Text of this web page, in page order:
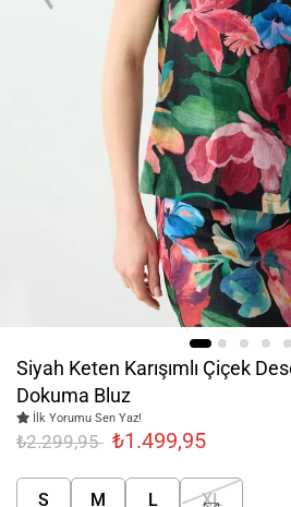
Siyah Keten Karışımlı Çiçek
Dokuma Bluz
İlk Yorumu Sen Yaz!
₺2.299,95 ₺1.499,95
S M L XL